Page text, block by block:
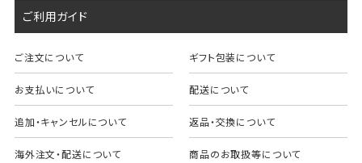
ご利用ガイド
ご注文について ギフト包装について
お支払いについて 配送について
追加・キャンセルについて 返品・交換について
海外注文・配送について 商品のお取扱等について